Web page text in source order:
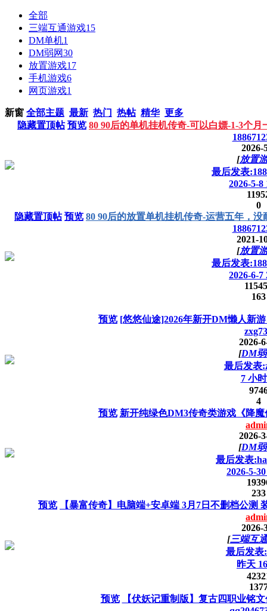
全部
三端互通游戏15
DM单机1
DM弱网30
放置游戏17
手机游戏6
网页游戏1
新窗 全部主题 最新 热门 热帖 精华 更多
隐藏置顶帖 预览 80 90后的单机挂机传奇-可以白嫖-1-3个
2026-
[放置
最后发表
2026-5-8
0
隐藏置顶帖 预览 80 90后的放置单机挂机传奇-运营五年，没
2021-
[放置
最后发表
2026-6-7
163
预览 [悠悠仙途]2026年新开DM懒人新
2026-
[DM
最后发表
7 小
4
预览 新开纯绿色DM3传奇类游戏《降魔
2026-
[DM
最后发表
2026-5-
233
预览
【暴富传奇】电脑端+安卓端 3月7日不删档公测
2026-
[三端互
最后发表
昨天
预览
【伏妖记重制版】复古四职业铭